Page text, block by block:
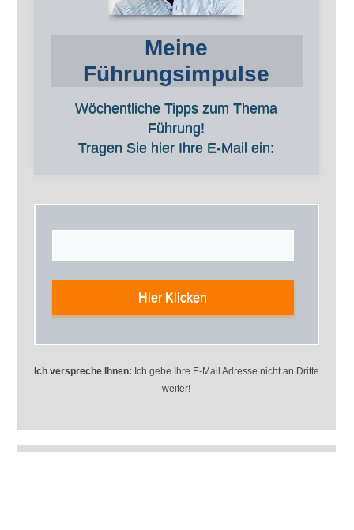
Meine
Führungsimpulse
Wöchentliche Tipps zum Thema
Führung!
Tragen Sie hier Ihre E-Mail ein:
Hier Klicken
Ich verspreche Ihnen: Ich gebe Ihre E-Mail Adresse nicht an Dritte
weiter!